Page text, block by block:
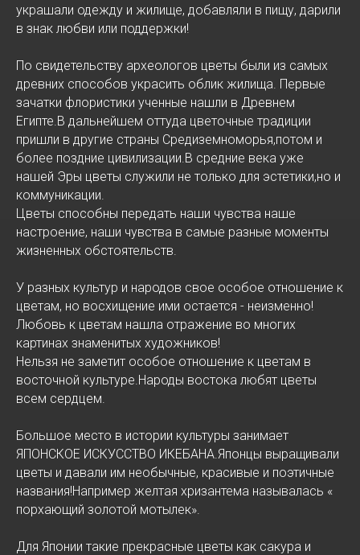
украшали одежду и жилище, добавляли в пищу, дарили
в знак любви или поддержки!
По свидетельству археологов цветы были из самых
древних способов украсить облик жилища. Первые
зачатки флористики ученные нашли в Древнем
Египте.В дальнейшем оттуда цветочные традиции
пришли в другие страны Средиземноморья,потом и
более поздние цивилизации.В средние века уже
нашей Эры цветы служили не только для эстетики,но и
коммуникации.
Цветы способны передать наши чувства наше
настроение, наши чувства в самые разные моменты
жизненных обстоятельств.
У разных культур и народов свое особое отношение к
цветам, но восхищение ими остается - неизменно!
Любовь к цветам нашла отражение во многих
картинах знаменитых художников!
Нельзя не заметит особое отношение к цветам в
восточной культуре.Народы востока любят цветы
всем сердцем.
Большое место в истории культуры занимает
ЯПОНСКОЕ ИСКУССТВО ИКЕБАНА.Японцы выращивали
цветы и давали им необычные, красивые и поэтичные
названия!Например желтая хризантема называлась «
порхающий золотой мотылек».
Для Японии такие прекрасные цветы как сакура и